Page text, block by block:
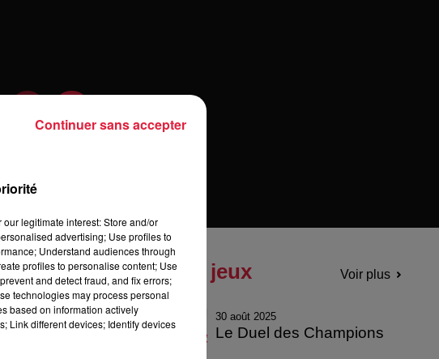
Tous les jeux Voir plus
30 août 2025
Le Duel des Champions
legitimate interest: Store and/or
advertising; Use profiles to
Understand audiences through
profiles to personalise content; Use
and detect fraud, and fix errors;
technologies may process personal
based on information actively
Link different devices; Identify devices
Continuer sans accepter